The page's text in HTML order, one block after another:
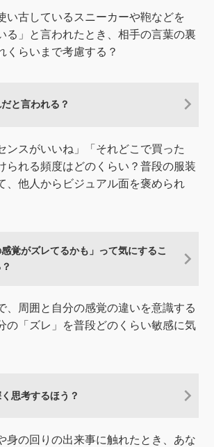
い古しているスニーカーや鞄などを
る」と言われたとき、相手の言葉の裏
くらいまで考慮する？
と言われる？
ンスがいいね」「それどこで買った
られる頻度はどのくらい？普段の服装
、他人からビジュアル面を褒められ
感覚がズレてるかも」って気にするこ
、周囲と自分の感覚の違いを意識する
の「ズレ」を普段どのくらい敏感に気
思考するほう？
身の回りの出来事に触れたとき、あな